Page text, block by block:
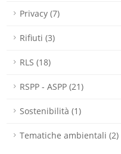
Privacy (7)
Rifiuti (3)
RLS (18)
RSPP - ASPP (21)
Sostenibilità (1)
Tematiche ambientali (2)
annunci
server. Forniamo
di analisi
che hai
prendere